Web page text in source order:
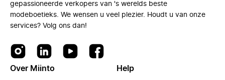
gepassioneerde verkopers van 's werelds beste
modeboetieks. We wensen u veel plezier. Houdt u van onze
services? Volg ons dan!
Over Miinto Help